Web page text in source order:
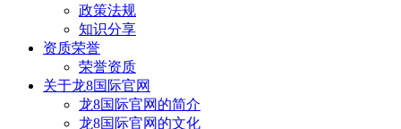
政策法规
知识分享
资质荣誉
荣誉资质
关于龙8国际官网
龙8国际官网的简介
龙8国际官网的文化